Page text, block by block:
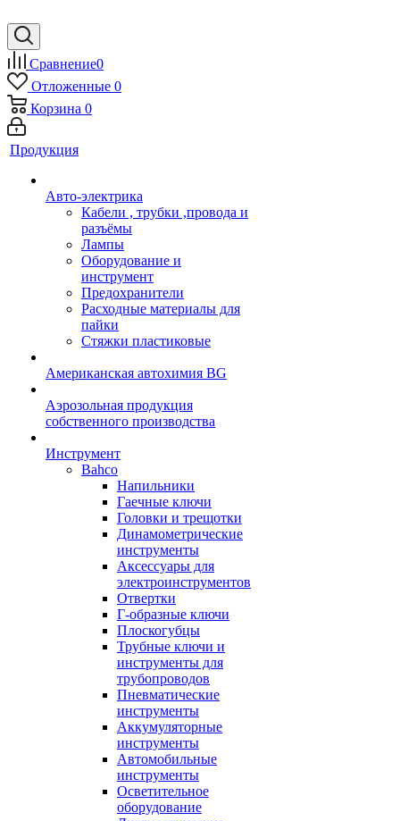
Сравнение0
Отложенные 0
Корзина 0
Продукция
Авто-электрика
Кабели , трубки ,провода и
разъёмы
Лампы
Оборудование и
инструмент
Предохранители
Расходные материалы для
пайки
Стяжки пластиковые
Американская автохимия BG
Аэрозольная продукция
собственного производства
Инструмент
Bahco
Напильники
Гаечные ключи
Головки и трещотки
Динамометрические
инструменты
Аксессуары для
электроинструментов
Отвертки
Г-образные ключи
Плоскогубцы
Трубные ключи и
инструменты для
трубопроводов
Пневматические
инструменты
Аккумуляторные
инструменты
Автомобильные
инструменты
Осветительное
оборудование